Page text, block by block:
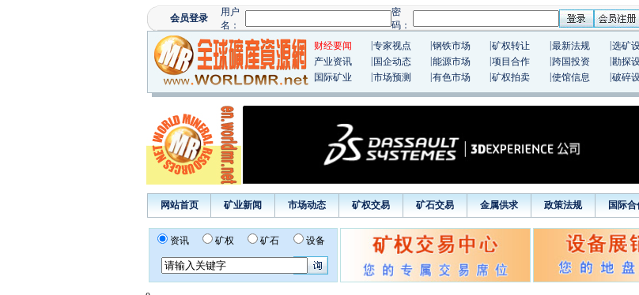
财经要闻 专家视点 钢铁市场 矿权转让 最新法规 选矿
产业资讯
国企动态 能源市场 项目合作 跨国投资 勘探
国际矿业
市场预测 有色市场 矿权拍卖 使馆信息 破碎
网站首页 矿业新闻 市场动态 矿权交易 矿石交易 金属供求 政策法规 国际合
资讯 矿权 矿石 设备